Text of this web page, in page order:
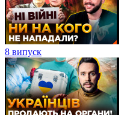
8 випуск